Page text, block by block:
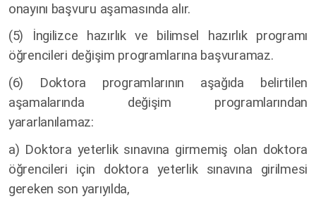
onayını başvuru aşamasında alır.
(5) İngilizce hazırlık ve bilimsel hazırlık programı
öğrencileri değişim programlarına başvuramaz.
(6) Doktora programlarının aşağıda belirtilen
aşamalarında değişim programlarından
yararlanılamaz:
a) Doktora yeterlik sınavına girmemiş olan doktora
öğrencileri için doktora yeterlik sınavına girilmesi
gereken son yarıyılda,